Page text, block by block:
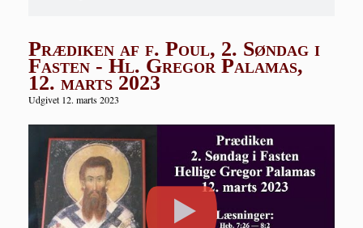
Prædiken af f. Poul, 2. Søndag i
Fasten - Hl. Gregor Palamas,
12. marts 2023
Udgivet 12. marts 2023